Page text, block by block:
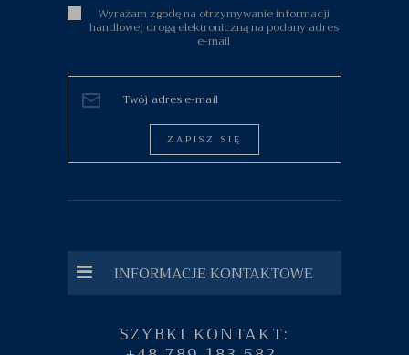
Wyrażam zgodę na otrzymywanie informacji
handlowej drogą elektroniczną na podany adres
e-mail
ZAPISZ SIĘ
INFORMACJE KONTAKTOWE
SZYBKI KONTAKT: